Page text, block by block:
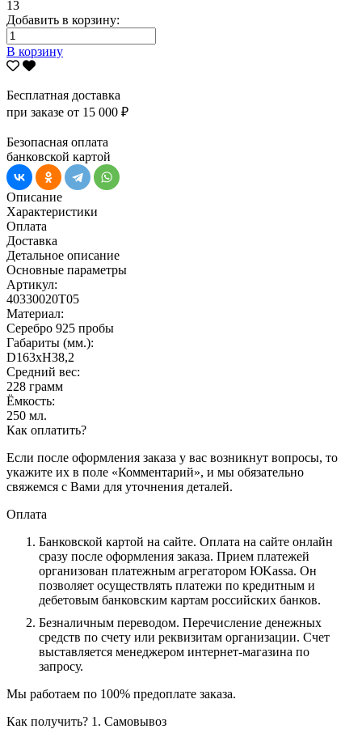
13
Добавить в корзину:
В корзину
Бесплатная доставка
при заказе от 15 000 ₽
Безопасная оплата
банковской картой
Описание
Характеристики
Оплата
Доставка
Детальное описание
Основные параметры
Артикул:
40330020Т05
Материал:
Серебро 925 пробы
Габариты (мм.):
D163хH38,2
Средний вес:
228 грамм
Ёмкость:
250 мл.
Как оплатить?
Если после оформления заказа у вас возникнут вопросы, то
укажите их в поле «Комментарий», и мы обязательно
свяжемся с Вами для уточнения деталей.
Оплата
Банковской картой на сайте. Оплата на сайте онлайн
сразу после оформления заказа. Прием платежей
организован платежным агрегатором ЮKassa. Он
позволяет осуществлять платежи по кредитным и
дебетовым банковским картам российских банков.
Безналичным переводом. Перечисление денежных
средств по счету или реквизитам организации. Счет
выставляется менеджером интернет-магазина по
запросу.
Мы работаем по 100% предоплате заказа.
Как получить? 1. Самовывоз